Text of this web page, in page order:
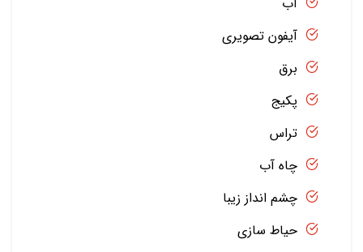
آیفون تصویری
برق
پکیج
تراس
چاه آب
چشم انداز زیبا
حیاط سازی